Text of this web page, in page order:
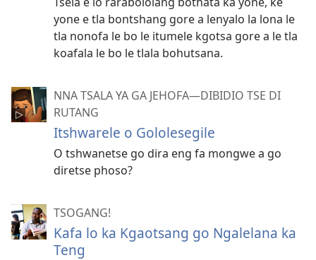
yone e tla bontshang gore a lenyalo la lona le
tla nonofa le bo le itumele kgotsa gore a le tla
koafala le bo le tlala bohutsana.
NNA TSALA YA GA JEHOFA—DIBIDIO TSE DI
RUTANG
Itshwarele o Gololesegile
O tshwanetse go dira eng fa mongwe a go
diretse phoso?
TSOGANG!
Kafa lo ka Kgaotsang go Ngalelana ka
Teng